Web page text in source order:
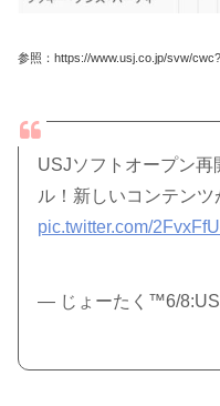
参照：https://www.usj.co.jp/svw/
USJソフトオープン
ル！新しいコンテン
pic.twitter.com/
— じょーたく™6/